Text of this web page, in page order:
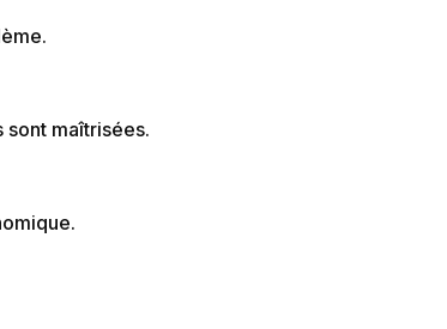
maîtrisées.